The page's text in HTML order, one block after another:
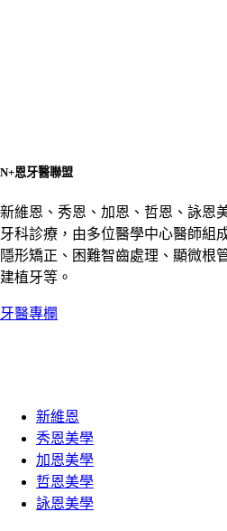
N+恩牙醫聯盟
新維恩、秀恩、加恩、哲恩、詠恩
牙科診療，由多位醫學中心醫師組
隱形矯正、困難智齒處理、顯微根
建植牙等。
牙醫專欄
新維恩
秀恩美學
加恩美學
哲恩美學
詠恩美學